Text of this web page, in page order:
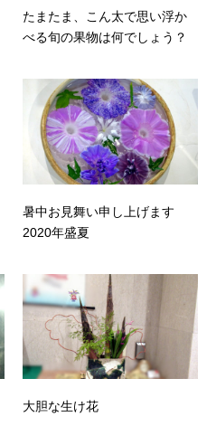
たまたま、こん太で思い浮か
べる旬の果物は何でしょう？
暑中お見舞い申し上げます
2020年盛夏
大胆な生け花